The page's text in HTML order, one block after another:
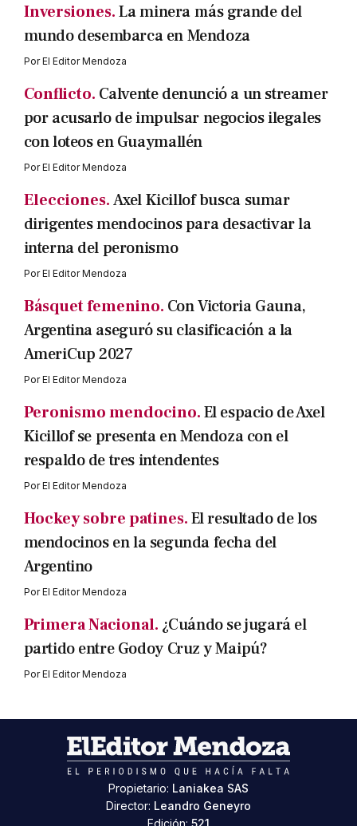
Inversiones.La minera más grande del
mundo desembarca en Mendoza
PorEl Editor Mendoza
Conflicto. Calvente denunció a un streamer
por acusarlo de impulsar negocios ilegales
con loteos en Guaymallén
PorEl Editor Mendoza
Elecciones.Axel Kicillof busca sumar
dirigentes mendocinos para desactivar la
interna del peronismo
PorEl Editor Mendoza
Básquet femenino. Con Victoria Gauna,
Argentina aseguró su clasificación a la
AmeriCup 2027
PorEl Editor Mendoza
Peronismo mendocino.El espacio de Axel
Kicillof se presenta en Mendoza con el
respaldo de tres intendentes
PorEl Editor Mendoza
Hockey sobre patines.El resultado de los
mendocinos en la segunda fecha del
Argentino
PorEl Editor Mendoza
Primera Nacional. ¿Cuándo se jugará el
partido entre Godoy Cruz y Maipú?
PorEl Editor Mendoza
Propietario: Laniakea SAS
Director: Leandro Geneyro
Edición: 521